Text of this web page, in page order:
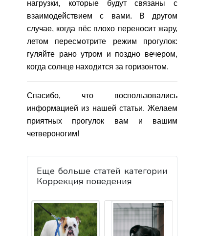
нагрузки, которые будут связаны с
взаимодействием с вами. В другом
случае, когда пёс плохо переносит жару,
летом пересмотрите режим прогулок:
гуляйте рано утром и поздно вечером,
когда солнце находится за горизонтом.
Спасибо, что воспользовались
информацией из нашей статьи. Желаем
приятных прогулок вам и вашим
четвероногим!
Еще больше статей категории
Коррекция поведения